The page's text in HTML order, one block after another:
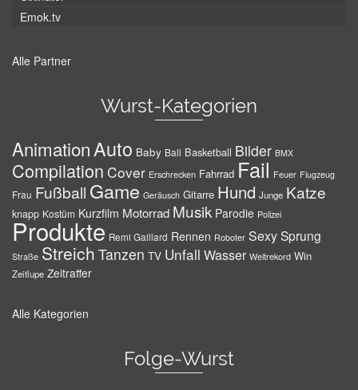
Emok.tv
Alle Partner
Wurst-Kategorien
AnimationAuto Baby Ball Basketball Bilder BMX
Compilation Cover Erschrecken Fahrrad Fail Feuer Flugzeug
Frau Fußball Game Geräusch Gitarre Hund Junge Katze
knapp Kostüm Kurzfilm Motorrad Musik Parodie Polizei
Produkte Remi Gaillard Rennen Roboter SexySprung
Straße Streich Tanzen TV Unfall Wasser Weltrekord Win
Zeitlupe Zeitraffer
Alle Kategorien
Folge-Wurst